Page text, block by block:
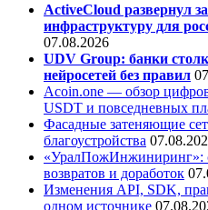
ActiveCloud развернул
инфраструктуру для
07.08.2026
UDV Group: банки
нейросетей без правил
Acoin.one — обзор
USDT и повседневных
Фасадные затеняющие
благоустройства
«УралПожИнжиниринг»:
возвратов и доработок
Изменения API, SDK,
одном источнике